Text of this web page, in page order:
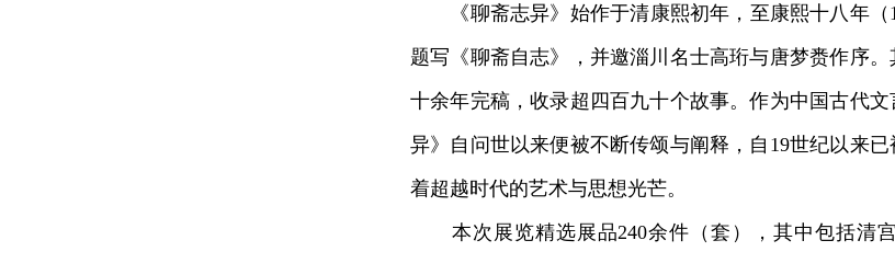
《聊斋志异》始作于清康熙初年，至康熙十八年（
题写《聊斋自志》，并邀淄川名士高珩与唐梦赉作序
十余年完稿，收录超四百九十个故事。作为中国古代
异》自问世以来便被不断传颂与阐释，自19世纪以来
着超越时代的艺术与思想光芒。
本次展览精选展品240余件（套），其中包括清